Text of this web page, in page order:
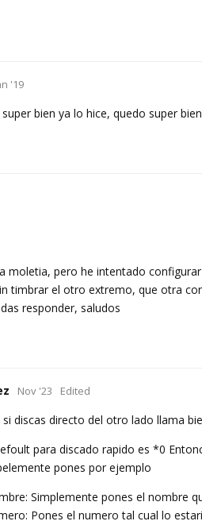
'19
bien ya lo hice, quedo super
moletia, pero he intentado
timbrar el otro extremo, que otra
responder, saludos
Nov '23 Edited
si discas directo del otro lado llama
para discado rapido es *0
pones por ejemplo
Simplemente pones el nombre
Pones el numero tal cual lo